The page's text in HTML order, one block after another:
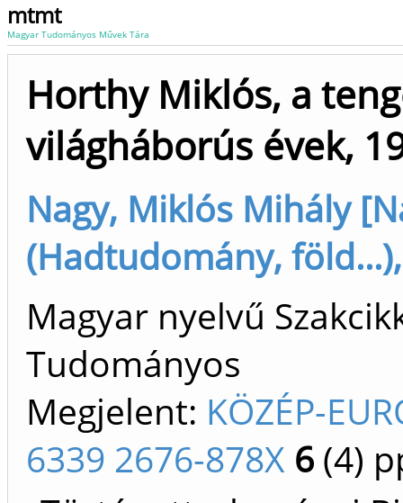
mtmt
Magyar Tudományos Művek Tára
Horthy Miklós, a
világháborús évek,
Nagy, Miklós Mihály
(Hadtudomány,
Magyar nyelvű
Tudományos
Megjelent: KÖZÉP-
6339 2676-878X 6 (4)